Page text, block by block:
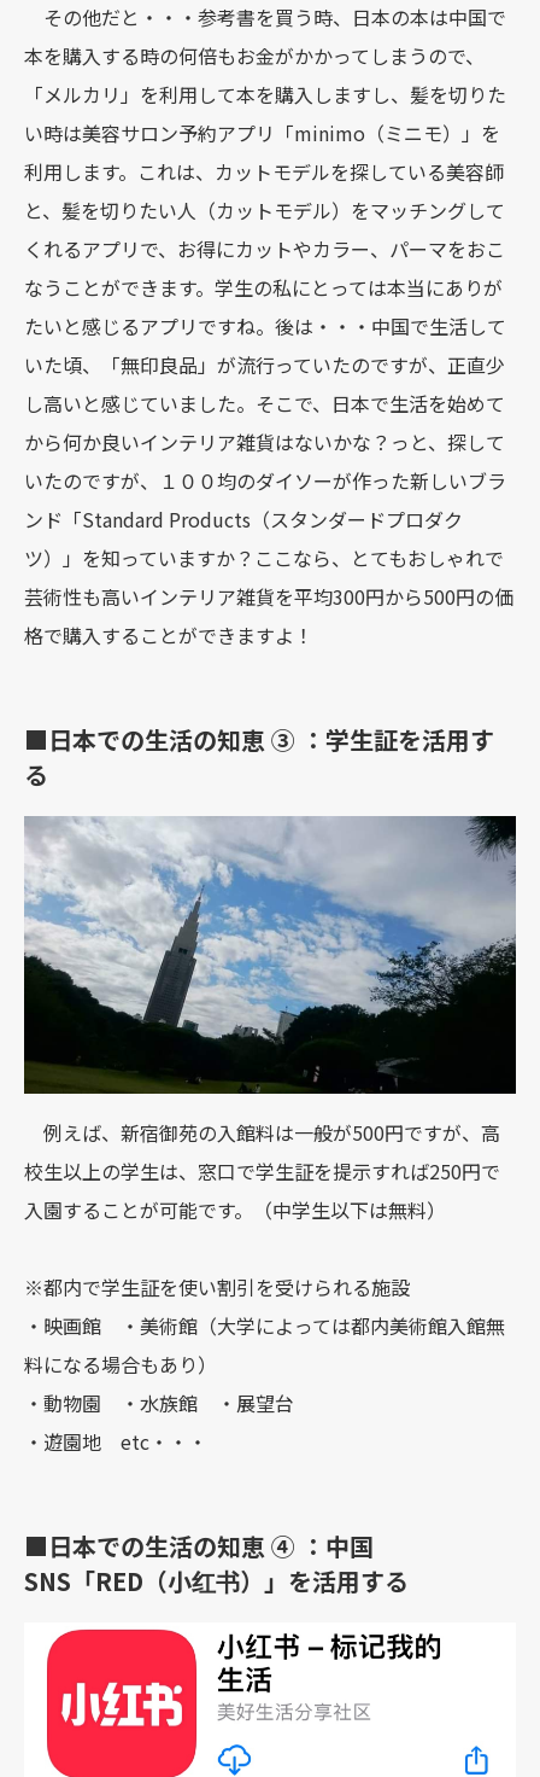
その他だと・・・参考書を買う時、日本の本は中国で
本を購入する時の何倍もお金がかかってしまうので、
「メルカリ」を利用して本を購入しますし、髪を切りた
い時は美容サロン予約アプリ「minimo（ミニモ）」を
利用します。これは、カットモデルを探している美容師
と、髪を切りたい人（カットモデル）をマッチングして
くれるアプリで、お得にカットやカラー、パーマをおこ
なうことができます。学生の私にとっては本当にありが
たいと感じるアプリですね。後は・・・中国で生活して
いた頃、「無印良品」が流行っていたのですが、正直少
し高いと感じていました。そこで、日本で生活を始めて
から何か良いインテリア雑貨はないかな？っと、探して
いたのですが、１００均のダイソーが作った新しいブラ
ンド「Standard Products（スタンダードプロダク
ツ）」を知っていますか？ここなら、とてもおしゃれで
芸術性も高いインテリア雑貨を平均300円から500円の価
格で購入することができますよ！
■日本での生活の知恵 ③ ：学生証を活用す
る
例えば、新宿御苑の入館料は一般が500円ですが、高
校生以上の学生は、窓口で学生証を提示すれば250円で
入園することが可能です。（中学生以下は無料）
※都内で学生証を使い割引を受けられる施設
・映画館 ・美術館（大学によっては都内美術館入館無
料になる場合もあり）
・動物園 ・水族館 ・展望台
・遊園地 etc・・・
■日本での生活の知恵 ④ ：中国
SNS「RED（⼩红书）」を活用する